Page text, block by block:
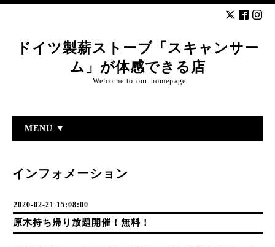
ドイツ製薪ストーブ「スキャンサー
ム」が体感できる店
Welcome to our homepage
MENU ▼
インフォメーション
2020-02-21 15:08:00
原木持ち帰り放題開催！無料！